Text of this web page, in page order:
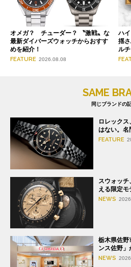
オメガ？ チューダー？ 〝激戦〟な
最新ダイバーズウォッチからおすす
めを紹介！
FEATURE 2026.08.08
ハ
揺
ル
SAME
同じブランドの
ロレック
はない。名
FEATURE
スウォッ
える限定
NEWS
栃木県佐野
ンス佐野」
NEWS